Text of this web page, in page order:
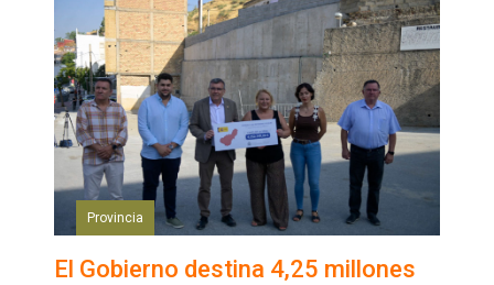
Provincia
El Gobierno destina 4,25 millones